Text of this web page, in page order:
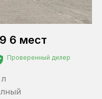
6 мест
Проверенный дилер